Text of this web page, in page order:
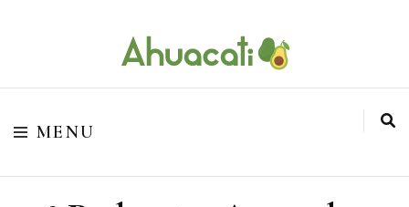
Ahuacati
O melhor da Internet em um só lugar
MENU